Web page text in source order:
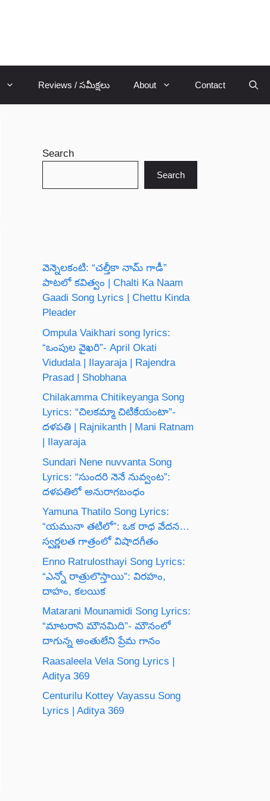
Reviews / సమీక్షలు About Contact
Search
Search
వెన్నెలకంటి: “చల్తీకా నామ్ గాడీ”
పాటలో కవిత్వం | Chalti Ka Naam
Gaadi Song Lyrics | Chettu Kinda
Pleader
Ompula Vaikhari song lyrics:
“ఒంపుల వైఖరి”- April Okati
Vidudala | Ilayaraja | Rajendra
Prasad | Shobhana
Chilakamma Chitikeyanga Song
Lyrics: “చిలకమ్మా చిటికేయంటా”-
దళపతి | Rajnikanth | Mani Ratnam
| Ilayaraja
Sundari Nene nuvvanta Song
Lyrics: “సుందరి నెనే నువ్వంట”:
దళపతిలో అనురాగబంధం
Yamuna Thatilo Song Lyrics:
“యమునా తటిలో”: ఒక రాధ వేదన…
స్వర్ణలత గాత్రంలో విషాదగీతం
Enno Ratrulosthayi Song Lyrics:
“ఎన్నో రాత్రులొస్తాయి”: విరహం,
దాహం, కలయిక
Matarani Mounamidi Song Lyrics:
“మాటరాని మౌనమిది”- మౌనంలో
దాగున్న అంతులేని ప్రేమ గానం
Raasaleela Vela Song Lyrics |
Aditya 369
Centurilu Kottey Vayassu Song
Lyrics | Aditya 369